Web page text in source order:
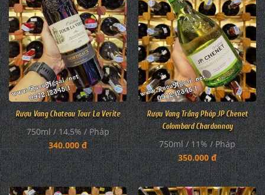
Rượu Vang Chateau Tour La Verite
750ml / 14,5% / Pháp
340.000 đ
Rượu Vang Trắng Pháp JP Chenet
Colombard Chardonnay
750ml / 11% / Pháp
350.000 đ